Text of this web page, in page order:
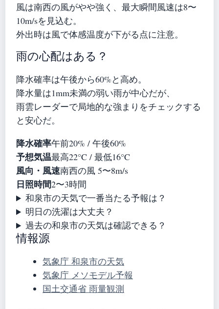
風は南西の風がやや強く、最大瞬間風速は8〜
10m/sを見込む。
外出時は風で体感温度が下がる点に注意。
雨の心配はある？
降水確率は午後から60%と高め。
降水量は1mm未満の弱い雨が中心だが、
雨雲レーダーで局地的な強まりをチェックする
と安心だ。
降水確率午前20% / 午後60%
予想気温最高22°C / 最低16°C
風向・風速南西の風 5〜8m/s
日照時間2〜3時間
和泉市の天気で一番当たる予報は？
明日の洗濯は大丈夫？
過去の和泉市の天気は確認できる？
情報源
気象庁 和泉市の天気
気象庁 メソモデル予報
国土交通省 雨量観測